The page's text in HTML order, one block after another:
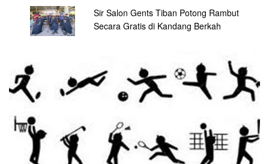
Sir Salon Gents Tiban Potong Rambut
Secara Gratis di Kandang Berkah